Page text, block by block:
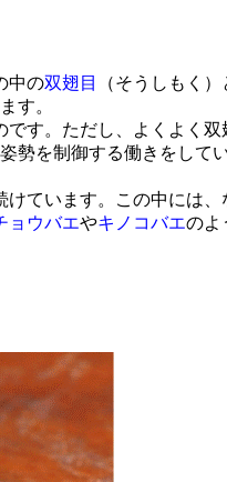
中の双翅目
（そうしもく
す。
す。ただし、よくよく
勢を制御する働きをして
ています。この中には、
ョウバエやキノコバエのよ